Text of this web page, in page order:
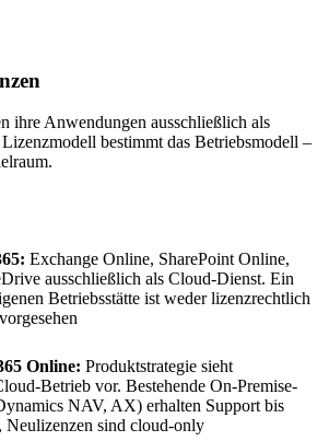
ihre Anwendungen ausschließlich als
bestimmt das Betriebsmodell –
Exchange Online, SharePoint Online,
ausschließlich als Cloud-Dienst. Ein
Betriebsstätte ist weder lizenzrechtlich
Online: Produktstrategie sieht
Betrieb vor. Bestehende On-Premise-
NAV, AX) erhalten Support bis
Neulizenzen sind cloud-only